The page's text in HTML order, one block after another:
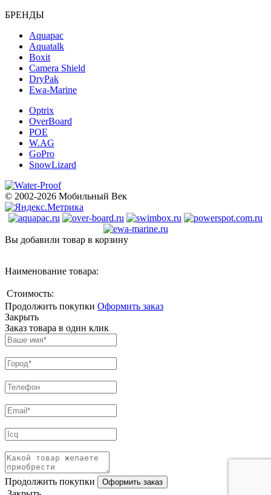
БРЕНДЫ
Aquapac
Aquatalk
Boxit
Camera Shield
DryPak
Ewa-Marine
Optrix
OverBoard
POE
W.AG
GoPro
SnowLizard
© 2002-2026 Мобильный Век
Вы добавили товар в корзину
Наименование товара:
Стоимость:
Продолжить покупки Оформить заказ
Закрыть
Заказ товара в один клик
Продолжить покупки